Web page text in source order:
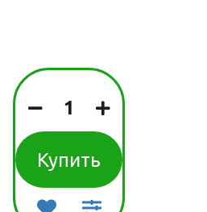
Товары для
детской гигиены
Товары для
Купить